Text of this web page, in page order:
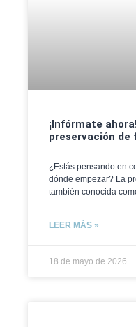
¡Infórmate
preservación
¿Estás pensando en
dónde empezar? La
también conocida
LEER MÁS »
18 de mayo de 2026